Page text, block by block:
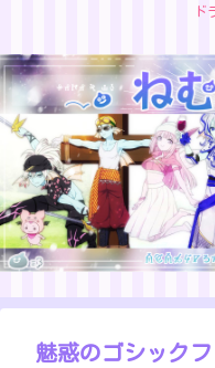
ド
魅惑のゴシック